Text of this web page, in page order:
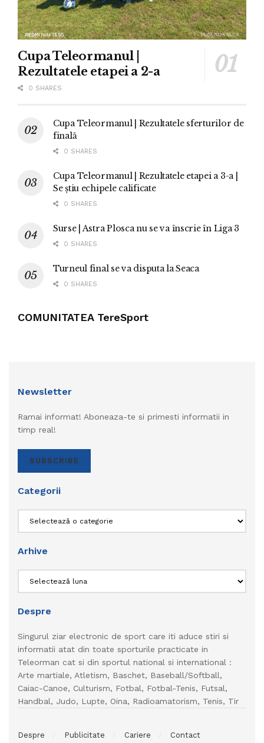
Cupa Teleormanul |
Rezultatele etapei a 2-a
0 SHARES
Cupa Teleormanul | Rezultatele sferturilor de
finală
0 SHARES
Cupa Teleormanul | Rezultatele etapei a 3-a |
Se știu echipele calificate
0 SHARES
Surse | Astra Plosca nu se va înscrie în Liga 3
0 SHARES
Turneul final se va disputa la Seaca
0 SHARES
COMUNITATEA TereSport
Newsletter
Ramai informat! Aboneaza-te si primesti informatii in
timp real!
SUBSCRIBE
Categorii
Arhive
Despre
Singurul ziar electronic de sport care iti aduce stiri si
informatii atat din toate sporturile practicate in
Teleorman cat si din sportul national si international :
Arte martiale, Atletism, Baschet, Baseball/Softball,
Caiac-Canoe, Culturism, Fotbal, Fotbal-Tenis, Futsal,
Handbal, Judo, Lupte, Oina, Radioamatorism, Tenis, Tir
Despre Publicitate Cariere Contact